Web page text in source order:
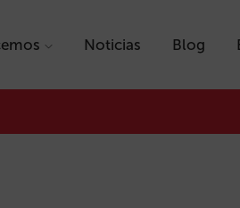
Noticias Blog